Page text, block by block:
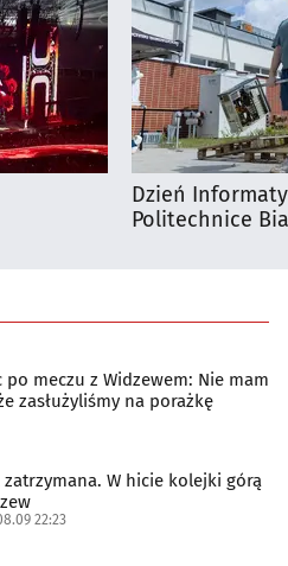
Dzień
Politechnice
po meczu z Widzewem: Nie mam
zasłużyliśmy na porażkę
zatrzymana. W hicie kolejki górą
22:23